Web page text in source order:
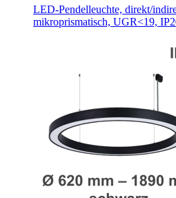
LED-Pendelleuchte, direkt/
mikroprismatisch, UGR<19,